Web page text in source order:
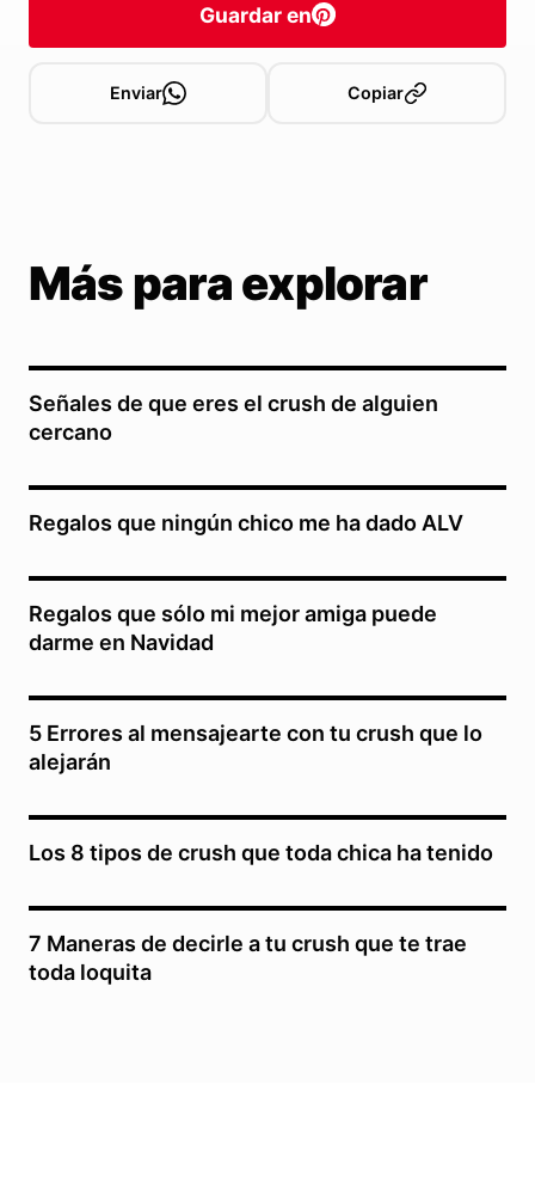
Guardar en
Enviar Copiar
Más para explorar
Señales de que eres el crush de alguien
cercano
Regalos que ningún chico me ha dado ALV
Regalos que sólo mi mejor amiga puede
darme en Navidad
5 Errores al mensajearte con tu crush que lo
alejarán
Los 8 tipos de crush que toda chica ha tenido
7 Maneras de decirle a tu crush que te trae
toda loquita